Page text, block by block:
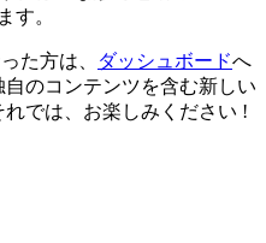
す。
た方は、 ダッシュボードへ
のコンテンツを含む新しい
では、お楽しみください !